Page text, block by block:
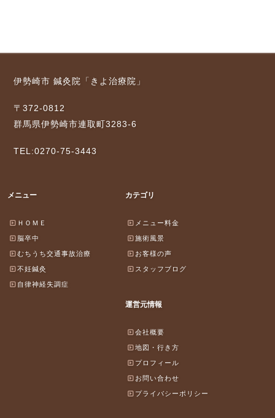
伊勢崎市 鍼灸院「きよ治療院」
〒372-0812
群馬県伊勢崎市連取町3283-6
TEL:0270-75-3443
メニュー
ＨＯＭＥ
脳卒中
むちうち交通事故治療
不妊鍼灸
自律神経失調症
カテゴリ
メニュー料金
施術風景
お客様の声
スタッフブログ
運営元情報
会社概要
地図・行き方
プロフィール
お問い合わせ
プライバシーポリシー